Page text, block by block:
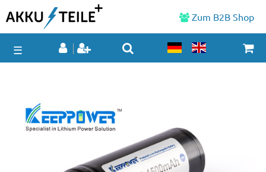
Zum B2B Shop
☰